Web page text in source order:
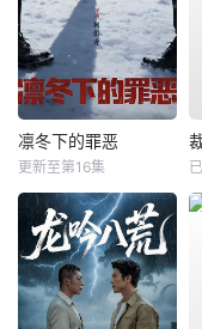
凛冬下的罪恶
更新至第16集